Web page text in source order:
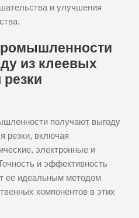
и улучшения
из клеевых
получают выгоду
резки, включая
электронные и
и эффективность
ее идеальным методом
компонентов в этих